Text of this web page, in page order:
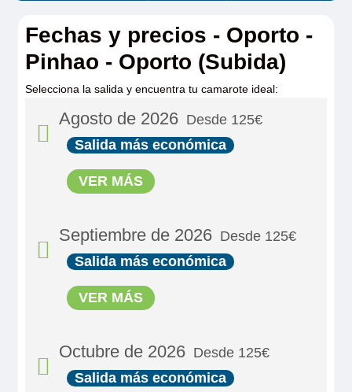
Fechas y precios - Oporto -
Pinhao - Oporto (Subida)
Selecciona la salida y encuentra tu camarote ideal:
Agosto de 2026 Desde 125€
Salida más económica
VER MÁS
125€
15/08/2026
125€
22/08/2026
Septiembre de 2026 Desde 125€
Salida más económica
VER MÁS
125€
05/09/2026
Octubre de 2026 Desde 125€
Salida más económica